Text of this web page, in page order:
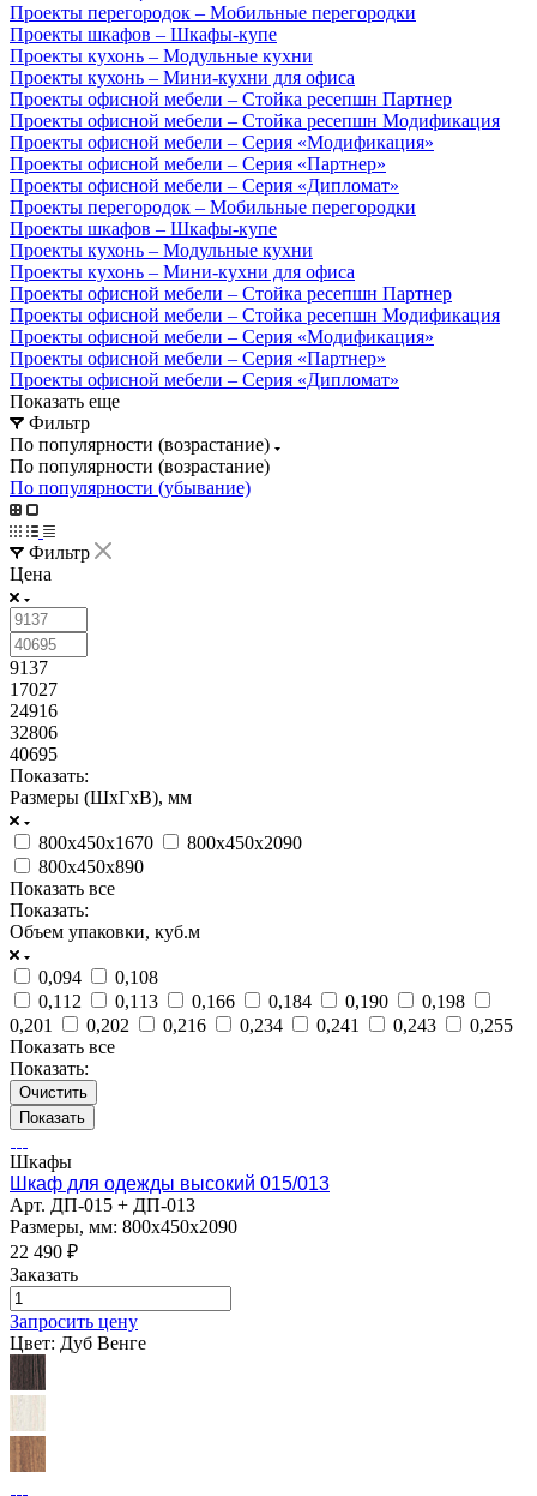
Проекты перегородок – Мобильные перегородки
Проекты шкафов – Шкафы-купе
Проекты кухонь – Модульные кухни
Проекты кухонь – Мини-кухни для офиса
Проекты офисной мебели – Стойка ресепшн Партнер
Проекты офисной мебели – Стойка ресепшн Модификация
Проекты офисной мебели – Серия «Модификация»
Проекты офисной мебели – Серия «Партнер»
Проекты офисной мебели – Серия «Дипломат»
Проекты перегородок – Мобильные перегородки
Проекты шкафов – Шкафы-купе
Проекты кухонь – Модульные кухни
Проекты кухонь – Мини-кухни для офиса
Проекты офисной мебели – Стойка ресепшн Партнер
Проекты офисной мебели – Стойка ресепшн Модификация
Проекты офисной мебели – Серия «Модификация»
Проекты офисной мебели – Серия «Партнер»
Проекты офисной мебели – Серия «Дипломат»
Показать еще
Фильтр
По популярности (возрастание)
По популярности (возрастание)
По популярности (убывание)
Фильтр
Цена
9137
17027
24916
32806
40695
Показать:
Размеры (ШxГxВ), мм
800х450х1670
800х450х2090
800х450х890
Показать все
Показать:
Объем упаковки, куб.м
0,094
0,108
0,112
0,113 0,166 0,184 0,190
0,198
0,201
0,202 0,216 0,234 0,241 0,243
0,255
Показать все
Показать:
Очистить
Шкафы
Шкаф для одежды высокий 015/013
Арт. ДП-015 + ДП-013
Размеры, мм: 800х450х2090
22 490 ₽
Заказать
Запросить цену
Цвет: Дуб Венге